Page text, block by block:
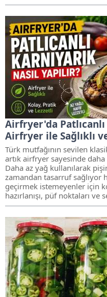
Airfryer'da Patlıcanlı
Airfryer ile Sağlıklı
Türk mutfağının sevilen
artık airfryer sayesinde
Daha az yağ kullanılarak
zamandan tasarruf sağlıyor
geçirmek istemeyenler için
hazırlanışı, püf noktaları ve